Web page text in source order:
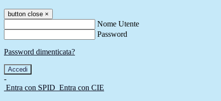
button close ×
Nome Utente
Password
Password dimenticata?
-
Entra con SPID Entra con CIE